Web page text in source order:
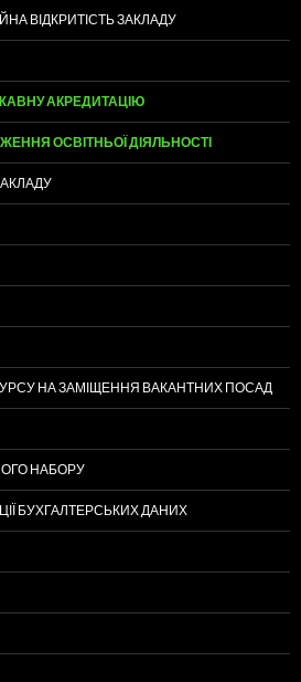
ВІДКРИТІСТЬ ЗАКЛАДУ
АКРЕДИТАЦІЮ
ОСВІТНЬОЇ ДІЯЛЬНОСТІ
НА ЗАМІЩЕННЯ ВАКАНТНИХ ПОСАД
НАБОРУ
БУХГАЛТЕРСЬКИХ ДАНИХ